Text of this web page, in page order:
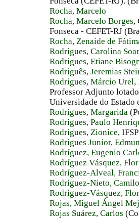
Rocha, Marcelo
Rocha, Marcelo Borges,
Fonseca - CEFET-RJ
Rocha, Zenaide de
Rodrigues, Carolina
Rodrigues, Etiane
Rodriguês, Jeremias
Rodrigues, Márcio Urel,
Professor Adjunto
Universidade do Estado
Rodrigues, Margarida
Rodrigues, Paulo
Rodrigues, Zionice,
Rodrigues Junior,
Rodríguez, Eugenio
Rodríguez Vásquez,
Rodríguez-Alveal,
Rodríguez-Nieto,
Rodríguez-Vásquez,
Rojas, Miguel Ángel
Rojas Suárez, Carlos